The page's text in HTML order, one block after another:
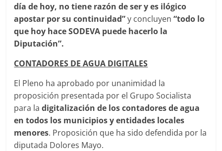
día de hoy, no tiene razón de ser y es ilógico
apostar por su continuidad”y concluyen“todo lo
que hoy hace SODEVA puede hacerlo la
Diputación”.
CONTADORES DE AGUA DIGITALES
El Pleno ha aprobado por unanimidad la
proposición presentada por el Grupo Socialista
para ladigitalización de los contadores de agua
en todos los municipios y entidades locales
menores. Proposición que ha sido defendida por la
diputada Dolores Mayo.